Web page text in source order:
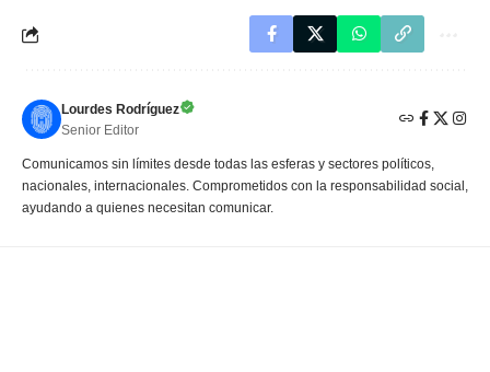
Lourdes Rodríguez
Senior Editor
Comunicamos sin límites desde todas las esferas y sectores políticos,
nacionales, internacionales. Comprometidos con la responsabilidad social,
ayudando a quienes necesitan comunicar.